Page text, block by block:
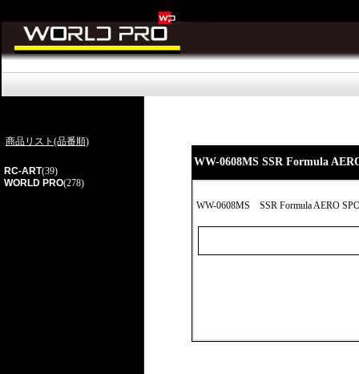
商品リスト(品番順)
RC-ART(39)
WORLD PRO(278)
WW-0608MS SSR Formula
WW-0608MS SSR Formula AERO